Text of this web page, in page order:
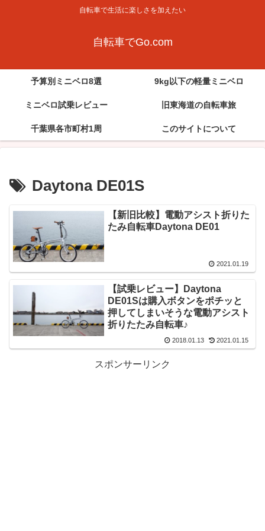
自転車で生活に楽しさを加えたい
自転車でGo.com
予算別ミニベロ8選 9kg以下の軽量ミニベロ
ミニベロ試乗レビュー 旧東海道の自転車旅
千葉県各市町村1周 このサイトについて
Daytona DE01S
【新旧比較】電動アシスト折りた
たみ自転車Daytona DE01
2021.01.19
【試乗レビュー】Daytona
DE01Sは購入ボタンをポチッと
押してしまいそうな電動アシスト
折りたたみ自転車♪
2018.01.13 2021.01.15
スポンサーリンク